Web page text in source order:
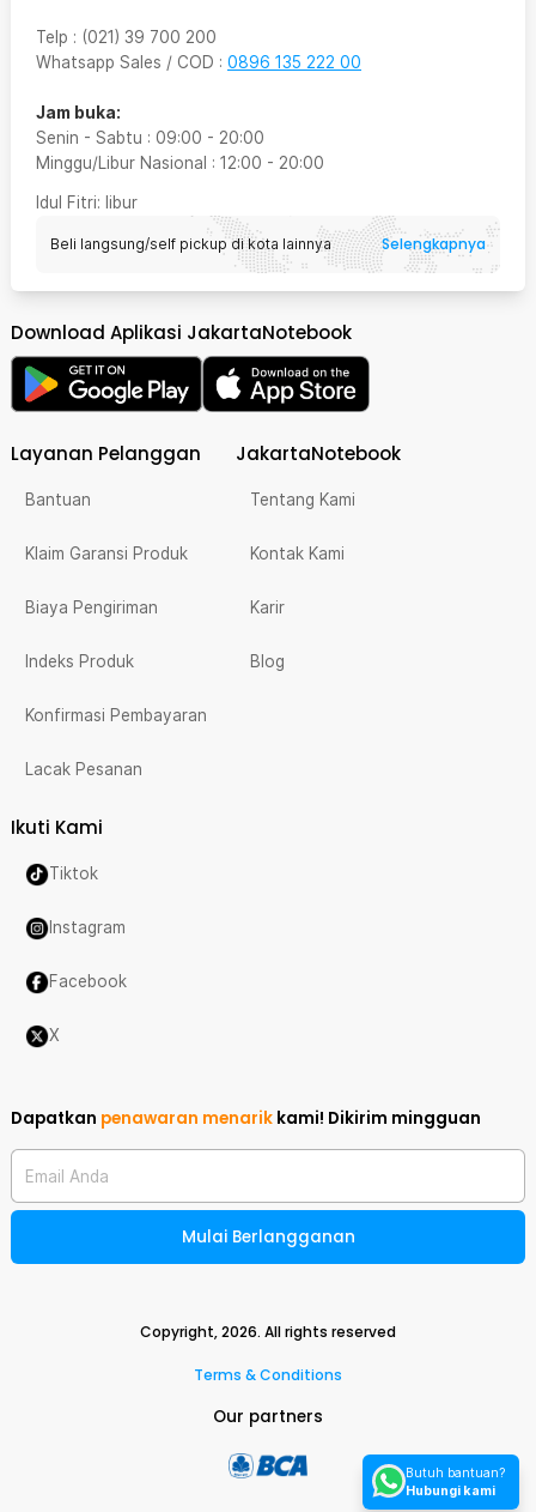
Telp : (021) 39 700 200
Whatsapp Sales / COD : 0896 135 222 00
Jam buka:
Senin - Sabtu : 09:00 - 20:00
Minggu/Libur Nasional : 12:00 - 20:00
Idul Fitri: libur
Beli langsung/self pickup di kota lainnya Selengkapnya
Download Aplikasi JakartaNotebook
Layanan Pelanggan
Bantuan
Klaim Garansi Produk
Biaya Pengiriman
Indeks Produk
Konfirmasi Pembayaran
Lacak Pesanan
JakartaNotebook
Tentang Kami
Kontak Kami
Karir
Blog
Ikuti Kami
Tiktok
Instagram
Facebook
X
Dapatkan penawaran menarik kami! Dikirim mingguan
Email Anda
Mulai Berlangganan
Copyright,2026. All rights reserved
Terms & Conditions
Our partners
Butuh bantuan?
Hubungi kami